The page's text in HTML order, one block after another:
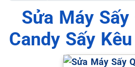
Sửa Máy Sấy
Candy Sấy